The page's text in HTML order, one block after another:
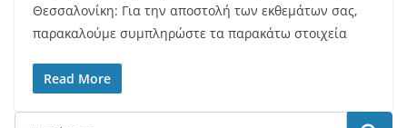
Θεσσαλονίκη: Για την αποστολή των εκθεμάτων σας,
παρακαλούμε συμπληρώστε τα παρακάτω στοιχεία
Read More